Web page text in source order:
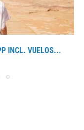
INCL. VUELOS...